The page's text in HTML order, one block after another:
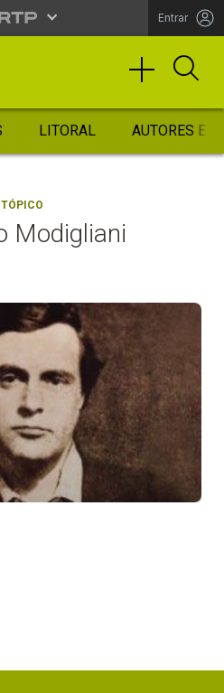
Entrar
LITORAL AUTORES
TÓPICO
Modigliani